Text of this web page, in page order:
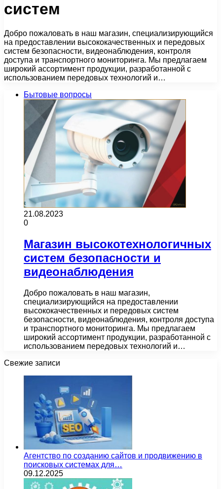
систем
Добро пожаловать в наш магазин, специализирующийся
на предоставлении высококачественных и передовых
систем безопасности, видеонаблюдения, контроля
доступа и транспортного мониторинга. Мы предлагаем
широкий ассортимент продукции, разработанной с
использованием передовых технологий и…
Бытовые вопросы
21.08.2023
0
Магазин высокотехнологичных
систем безопасности и
видеонаблюдения
Добро пожаловать в наш магазин,
специализирующийся на предоставлении
высококачественных и передовых систем
безопасности, видеонаблюдения, контроля доступа
и транспортного мониторинга. Мы предлагаем
широкий ассортимент продукции, разработанной с
использованием передовых технологий и…
Свежие записи
Агентство по созданию сайтов и продвижению в
поисковых системах для…
09.12.2025